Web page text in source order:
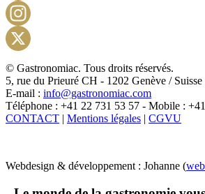
X
© Gastronomiac. Tous droits réservés.
5, rue du Prieuré CH - 1202 Genève / Suisse
E-mail : info@gastronomiac.com
Téléphone : +41 22 731 53 57 - Mobile :
CONTACT | Mentions légales | CGVU
Webdesign & développement : Johanne (